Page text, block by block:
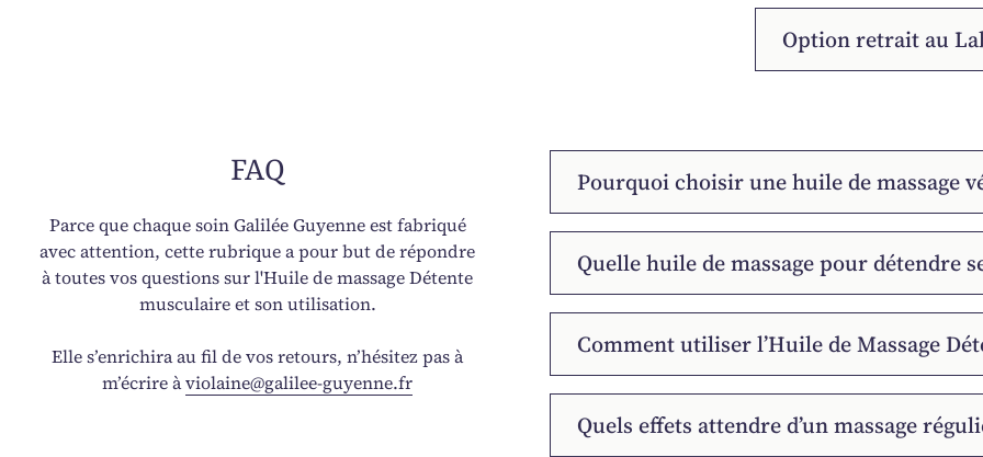
Option retrait au
FAQ
Parce que chaque soin Galilée Guyenne est fabriqué
avec attention, cette rubrique a pour but de répondre
à toutes vos questions sur l'Huile de massage Détente
musculaire et son utilisation.
Elle s’enrichira au fil de vos retours, n’hésitez pas à
m’écrire àviolaine@galilee-guyenne.fr
Pourquoi choisir une huile de massage
Quelle huile de massage pour détendre
Comment utiliser l’Huile de Massage
Quels effets attendre d’un massage